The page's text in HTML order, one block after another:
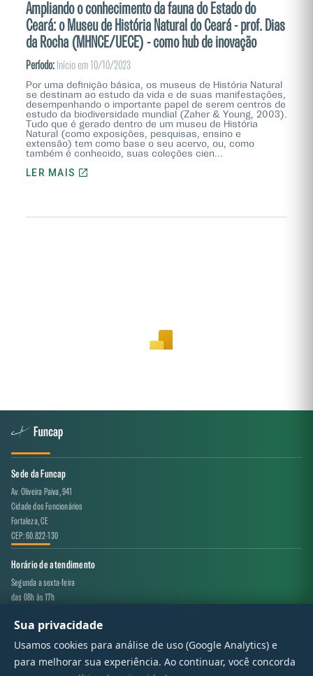
Ampliando o conhecimento da fauna do Estado do
Ceará: o Museu de História Natural do Ceará - prof. Dias
da Rocha (MHNCE/UECE) - como hub de inovação
Período: Início em 10/10/2023
Por uma definição básica, os museus de História Natural
se destinam ao estudo da vida e de suas manifestações,
desempenhando o importante papel de serem centros de
estudo da biodiversidade mundial (Zaher & Young, 2003).
Tudo que é gerado dentro de um museu de História
Natural (como exposições, pesquisas, ensino e
extensão) tem como base o seu acervo, ou, como
também é conhecido, suas coleções cien...
LER MAIS
Sede da Funcap
Av. Oliveira Paiva, 941
Cidade dos Funcionários
Fortaleza, CE
CEP: 60.822-130
Horário de atendimento
Segunda a sexta-feira
das 08h às 17h
Canal de atendimento
projeto.avaliacao@funcap.ce.gov.br
Sua privacidade
Usamos cookies para análise de uso (Google Analytics) e
para melhorar sua experiência. Ao continuar, você concorda